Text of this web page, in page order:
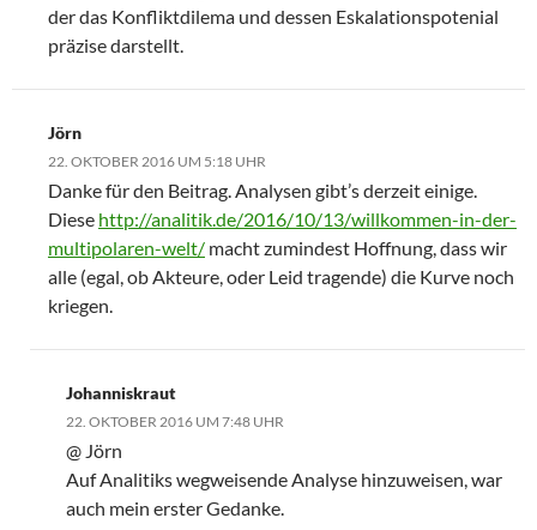
der das Konfliktdilema und dessen Eskalationspotenial
präzise darstellt.
Jörn
22. OKTOBER 2016 UM 5:18 UHR
Danke für den Beitrag. Analysen gibt’s derzeit einige.
Diese http://analitik.de/2016/10/13/willkommen-in-der-
multipolaren-welt/ macht zumindest Hoffnung, dass wir
alle (egal, ob Akteure, oder Leid tragende) die Kurve noch
kriegen.
Johanniskraut
22. OKTOBER 2016 UM 7:48 UHR
@ Jörn
Auf Analitiks wegweisende Analyse hinzuweisen, war
auch mein erster Gedanke.